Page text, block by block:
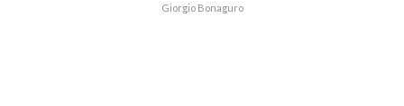
Giorgio Bonaguro